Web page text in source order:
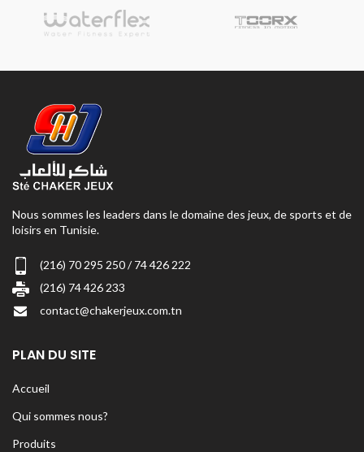
Nous sommes les leaders dans le domaine des jeux, de sports et de
loisirs en Tunisie.
(216) 70 295 250 / 74 426 222
(216) 74 426 233
contact@chakerjeux.com.tn
PLAN DU SITE
Accueil
Qui sommes nous?
Produits